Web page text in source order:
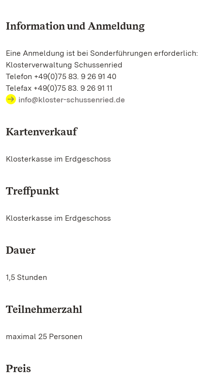
Information und Anmeldung
Eine Anmeldung ist bei Sonderführungen erforderlich:
Klosterverwaltung Schussenried
Telefon +49(0)75 83. 9 26 91 40
Telefax +49(0)75 83. 9 26 91 11
info@kloster-schussenried.de
Kartenverkauf
Klosterkasse im Erdgeschoss
Treffpunkt
Klosterkasse im Erdgeschoss
Dauer
1,5 Stunden
Teilnehmerzahl
maximal 25 Personen
Preis